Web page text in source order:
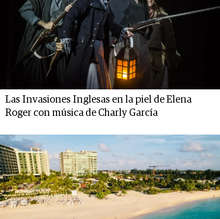
Las Invasiones Inglesas en la piel de Elena
Roger con música de Charly García